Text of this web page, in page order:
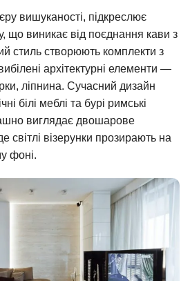
вишуканості, підкреслює
що виникає від поєднання кави з
стиль створюють комплекти з
архітектурні елементи —
ліпнина. Сучасний дизайн
білі меблі та бурі римські
виглядає двошарове
світлі візерунки прозирають на
фоні.